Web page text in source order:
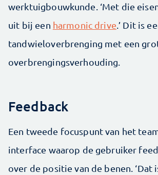
werktuigbouwkunde. ‘Met die
uit bij een harmonic drive .’ Dit is
tandwieloverbrenging met een
overbrengingsverhouding.
Feedback
Een tweede focuspunt van het
interface waarop de gebruiker
over de positie van de benen. ‘Dat